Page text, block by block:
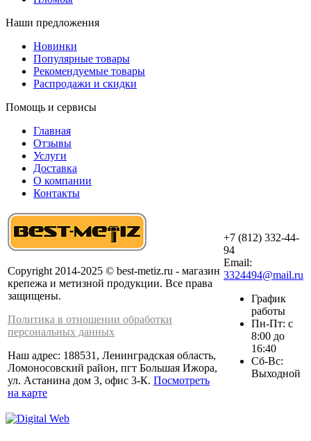
Наши предложения
Новинки
Популярные товары
Рекомендуемые товары
Распродажи и скидки
Помощь и сервисы
Главная
Отзывы
Услуги
Доставка
О компании
Контакты
Copyright 2014-2025 © best-metiz.ru - магазин
крепежа и метизной продукции. Все права
защищены.
Политика в отношении обработки
персональных данных
Наш адрес: 188531, Ленинградская область,
Ломоносовский район, пгт Большая Ижора,
ул. Астанина дом 3, офис 3-К. Посмотреть
на карте
+7 (812) 332-44-
94
Email:
3324494@mail.ru
График
работы
Пн-Пт: с
8:00 до
16:40
Сб-Вс:
Выходной